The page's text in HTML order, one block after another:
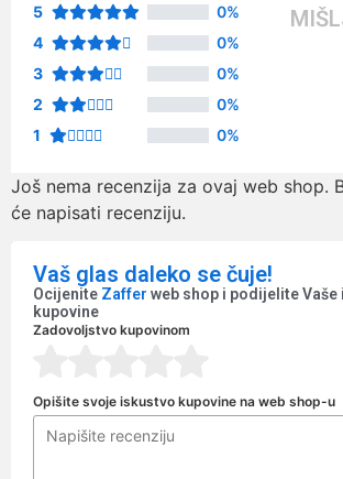
5
0%
4
0%
3
0%
2
0%
1
0%
Još nema recenzija za ovaj web shop.
će napisati recenziju.
Vaš glas daleko se čuje!
Ocijenite Zaffer web shop i podijelite Vaše
kupovine
Zadovoljstvo kupovinom
Opišite svoje iskustvo kupovine na web shop-u